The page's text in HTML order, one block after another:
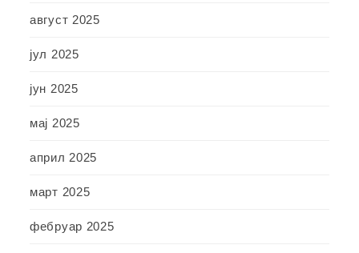
август 2025
јул 2025
јун 2025
мај 2025
април 2025
март 2025
фебруар 2025